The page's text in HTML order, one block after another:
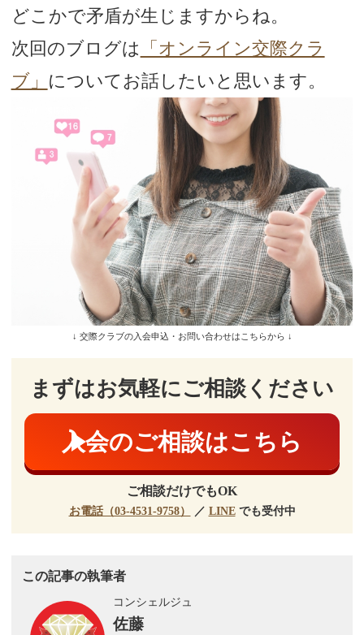
どこかで矛盾が生じますからね。
次回のブログは
「オンライン交際クラ
ブ」 についてお話したいと思います。
↓ 交際クラブの入会申込・お問い合わせはこちらから ↓
まずはお気軽にご相談ください
入会のご相談はこちら
ご相談だけでもOK
お電話（03-4531-9758） ／ LINEでも受付中
この記事の執筆者
コンシェルジュ
佐藤